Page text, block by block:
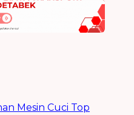
Mesin Cuci Top